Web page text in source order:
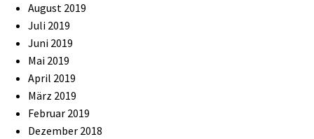
August 2019
Juli 2019
Juni 2019
Mai 2019
April 2019
März 2019
Februar 2019
Dezember 2018